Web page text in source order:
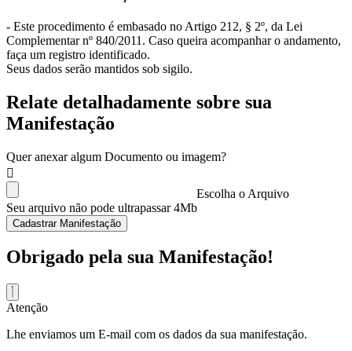
- Este procedimento é embasado no Artigo 212, § 2º, da Lei
Complementar nº 840/2011. Caso queira acompanhar o andamento,
faça um registro identificado.
Seus dados serão mantidos sob sigilo.
Relate detalhadamente sobre sua
Manifestação
Quer anexar algum Documento ou imagem?
Escolha o Arquivo
Seu arquivo não pode ultrapassar 4Mb
Cadastrar Manifestação
Obrigado pela sua Manifestação!
Atenção
Lhe enviamos um E-mail com os dados da sua manifestação.